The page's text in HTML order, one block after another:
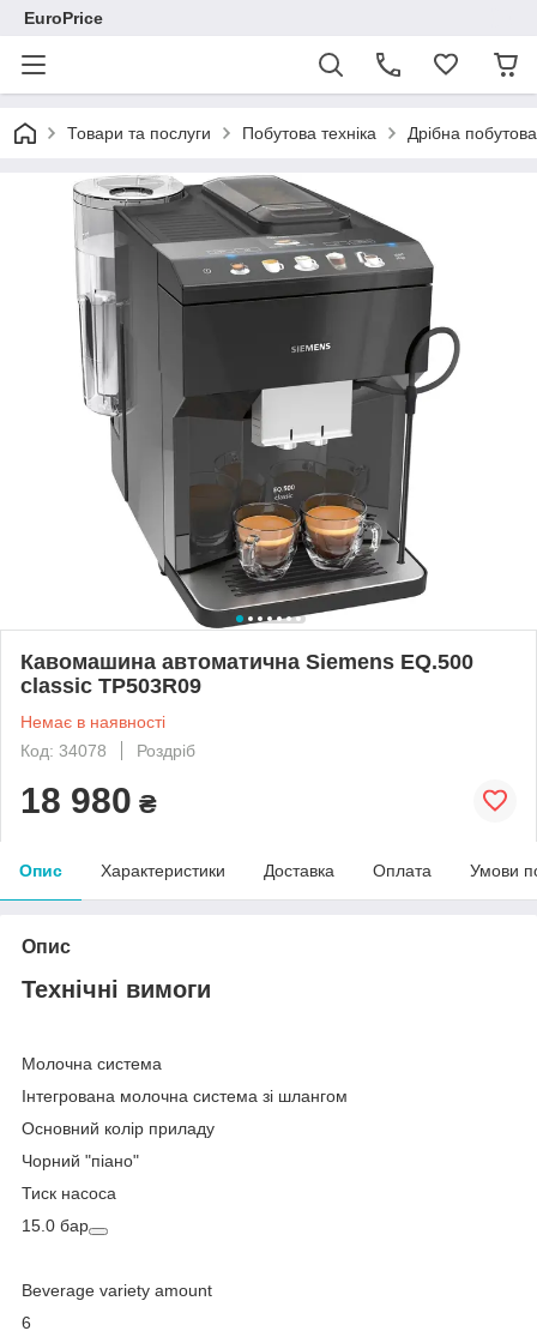
EuroPrice
Товари та послуги Побутова техніка Дрібна
Кавомашина автоматична Siemens EQ.500
classic TP503R09
Немає в наявності
Код: 34078
Роздріб
18 980 ₴
Опис Характеристики Доставка Оплата Умови
Опис
Технічні вимоги
Молочна система
Інтегрована молочна система зі шлангом
Основний колір приладу
Чорний "піано"
Тиск насоса
15.0 бар
Beverage variety amount
6